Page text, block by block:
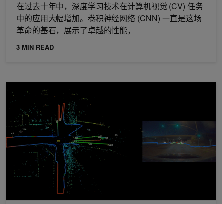
在过去十年中，深度学习技术在计算机视觉 (CV) 任务
中的应用大幅增加。卷积神经网络 (CNN) 一直是这场
革命的基石，展示了卓越的性能，
3 MIN READ